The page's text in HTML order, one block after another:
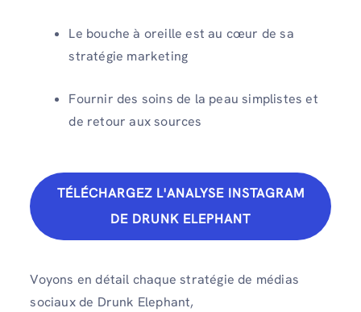
Le bouche à oreille est au cœur de sa
stratégie marketing
Fournir des soins de la peau simplistes et
de retour aux sources
TÉLÉCHARGEZ L'ANALYSE INSTAGRAM
DE DRUNK ELEPHANT
Voyons en détail chaque stratégie de médias
sociaux de Drunk Elephant,